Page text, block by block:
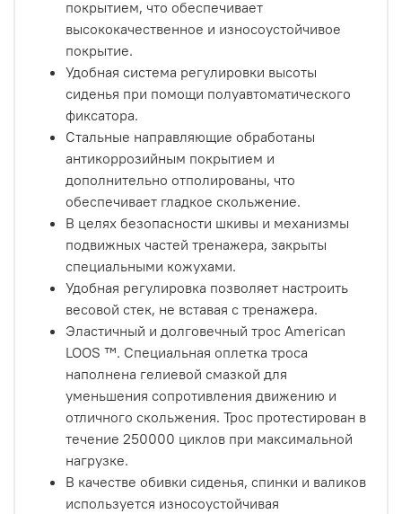
покрытием, что обеспечивает
высококачественное и износоустойчивое
покрытие.
Удобная система регулировки высоты
сиденья при помощи полуавтоматического
фиксатора.
Стальные направляющие обработаны
антикоррозийным покрытием и
дополнительно отполированы, что
обеспечивает гладкое скольжение.
В целях безопасности шкивы и механизмы
подвижных частей тренажера, закрыты
специальными кожухами.
Удобная регулировка позволяет настроить
весовой стек, не вставая с тренажера.
Эластичный и долговечный трос American
LOOS ™. Специальная оплетка троса
наполнена гелиевой смазкой для
уменьшения сопротивления движению и
отличного скольжения. Трос протестирован в
течение 250000 циклов при максимальной
нагрузке.
В качестве обивки сиденья, спинки и валиков
используется износоустойчивая